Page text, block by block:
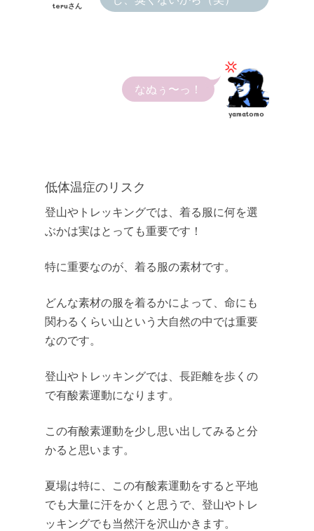
teruさん
なぬぅ〜っ！
yamatomo
低体温症のリスク
登山やトレッキングでは、着る服に何を選
ぶかは実はとっても重要です！
特に重要なのが、着る服の素材です。
どんな素材の服を着るかによって、命にも
関わるくらい山という大自然の中では重要
なのです。
登山やトレッキングでは、長距離を歩くの
で有酸素運動になります。
この有酸素運動を少し思い出してみると分
かると思います。
夏場は特に、この有酸素運動をすると平地
でも大量に汗をかくと思うで、登山やトレ
ッキングでも当然汗を沢山かきます。